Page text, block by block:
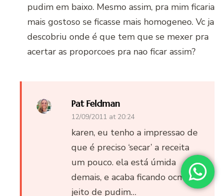
pudim em baixo. Mesmo assim, pra mim ficaria
mais gostoso se ficasse mais homogeneo. Vc ja
descobriu onde é que tem que se mexer pra
acertar as proporcoes pra nao ficar assim?
Pat Feldman
12/09/2011 at 20:24
karen, eu tenho a impressao de
que é preciso ‘secar’ a receita
um pouco. ela está úmida
demais, e acaba ficando ocm
jeito de pudim…